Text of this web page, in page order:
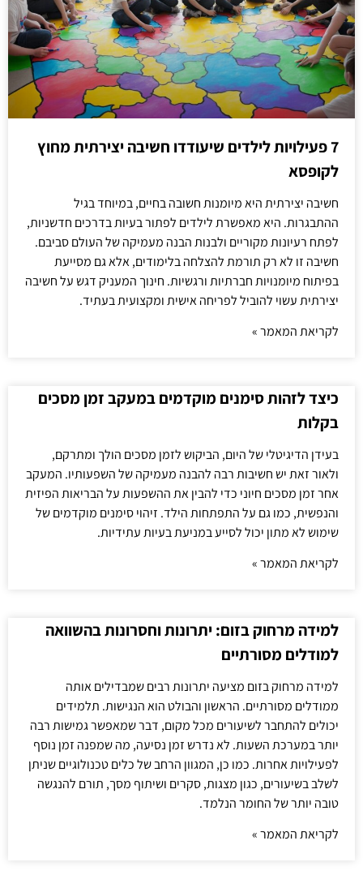
7 פעילויות לילדים שיעודדו חשיבה יצירתית מחוץ
לקופסא
חשיבה יצירתית היא מיומנות חשובה בחיים, במיוחד בגיל
ההתבגרות. היא מאפשרת לילדים לפתור בעיות בדרכים חדשניות,
לפתח רעיונות מקוריים ולבנות הבנה מעמיקה של העולם סביבם.
חשיבה זו לא רק תורמת להצלחה בלימודים, אלא גם מסייעת
בפיתוח מיומנויות חברתיות ורגשיות. חינוך המעניק דגש על חשיבה
יצירתית עשוי להוביל לפריחה אישית ומקצועית בעתיד.
לקריאת המאמר »
כיצד לזהות סימנים מוקדמים במעקב זמן מסכים
בקלות
בעידן הדיגיטלי של היום, הביקוש לזמן מסכים הולך ומתרקם,
ולאור זאת יש חשיבות רבה להבנה מעמיקה של השפעותיו. המעקב
אחר זמן מסכים חיוני כדי להבין את ההשפעות על הבריאות הפיזית
והנפשית, כמו גם על התפתחות הילד. זיהוי סימנים מוקדמים של
שימוש לא מתון יכול לסייע במניעת בעיות עתידיות.
לקריאת המאמר »
למידה מרחוק בזום: יתרונות וחסרונות בהשוואה
למודלים מסורתיים
למידה מרחוק בזום מציעה יתרונות רבים שמבדילים אותה
ממודלים מסורתיים. הראשון והבולט הוא הנגישות. תלמידים
יכולים להתחבר לשיעורים מכל מקום, דבר שמאפשר גמישות רבה
יותר במערכת השעות. לא נדרש זמן נסיעה, מה שמפנה זמן נוסף
לפעילויות אחרות. כמו כן, המגוון הרחב של כלים טכנולוגיים שניתן
לשלב בשיעורים, כגון מצגות, סקרים ושיתוף מסך, תורם להנגשה
טובה יותר של החומר הנלמד.
לקריאת המאמר »